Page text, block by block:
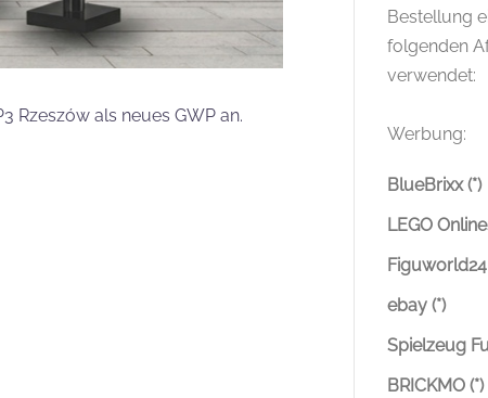
Rzeszów als neues GWP an.
Bestellung
folgenden
verwendet:
Werbung:
BlueBrixx (*)
LEGO
Figuworld24
ebay (*)
Spielzeug
BRICKMO (*)